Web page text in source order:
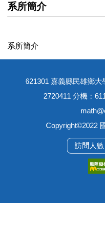
系所簡介
系所簡介
621301 嘉義縣民雄鄉
2720411 分機：
Copyright©2022